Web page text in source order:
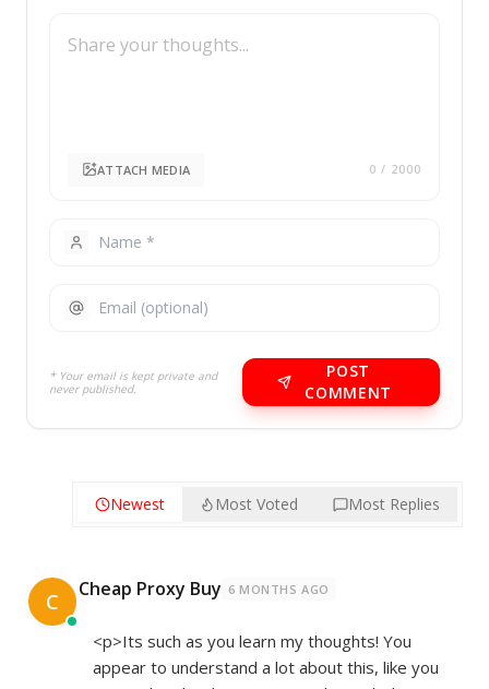
ATTACH MEDIA 0 / 2000
* Your email is kept private and
never published.
POST
COMMENT
Newest Most Voted Most Replies
C Cheap Proxy Buy 6 MONTHS AGO
<p>Its such as you learn my thoughts! You
appear to understand a lot about this, like you